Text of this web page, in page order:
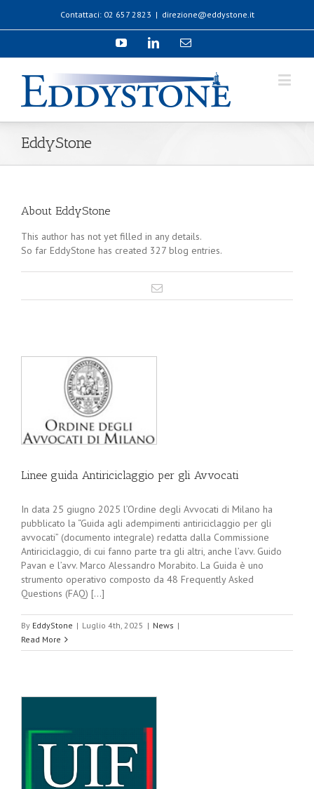
Contattaci: 02 657 2823 | direzione@eddystone.it
EddyStone
About EddyStone
This author has not yet filled in any details.
So far EddyStone has created 327 blog entries.
Linee guida Antiriciclaggio per gli Avvocati
In data 25 giugno 2025 l’Ordine degli Avvocati di Milano ha
pubblicato la “Guida agli adempimenti antiriciclaggio per gli
avvocati” (documento integrale) redatta dalla Commissione
Antiriciclaggio, di cui fanno parte tra gli altri, anche l’avv. Guido
Pavan e l’avv. Marco Alessandro Morabito. La Guida è uno
strumento operativo composto da 48 Frequently Asked
Questions (FAQ) [...]
By EddyStone | Luglio 4th, 2025 | News |
Read More